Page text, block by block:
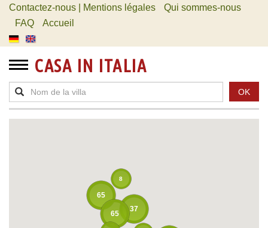
Contactez-nous | Mentions légales
Qui sommes-nous
FAQ
Accueil
CASA IN ITALIA
OK
65
37
65
8